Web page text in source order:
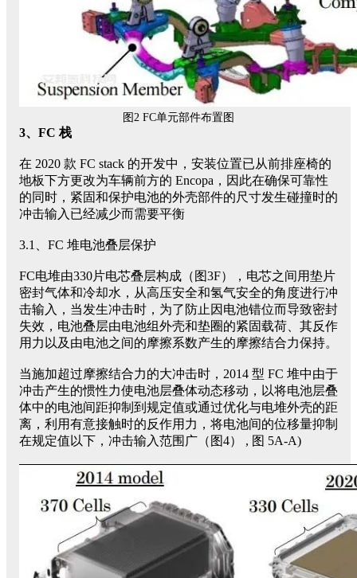
图2 FC单元部件布置图
3、FC 栈
在 2020 款 FC stack 的开发中，安装位置已从前排座椅的
地板下方更改为车辆前方的 Encopa，因此在确保可靠性
的同时，紧固和保护电池的外壳部件的尺寸发生碰撞时的
冲击输入已经减少而需要平衡
3.1、FC 堆电池叠层保护
FC电堆由330片电芯叠层构成（图3F），电芯之间用垫片
密封气体和冷却水，从高压安全和氢气安全的角度进行冲
击输入，当发生冲击时，为了防止因电池错位而导致密封
失效，电池叠层由电池组外壳和垫圈的紧固载荷、其反作
用力以及由电池之间的摩擦系数产生的摩擦结合力保持。
当施加超过摩擦结合力的大冲击时，2014 型 FC 堆中由于
冲击产生的惯性力使电池层叠体动态移动，以将电池层叠
体中的电池间距抑制到规定值或通过优化与电堆外壳的距
离，利用有意接触时的反作用力，将电池间的位移量抑制
在规定值以下，冲击输入范围广（图4） , 图 5A-A)